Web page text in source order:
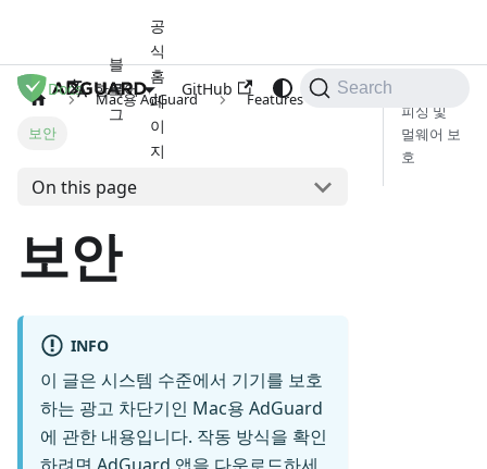
Docs
블
로
그
공
식
홈
페
이
지
한국어 GitHub Search
Mac용 AdGuard
Features
보안
On this page
보안
INFO
이 글은 시스템 수준에서 기기를 보호
하는 광고 차단기인 Mac용 AdGuard
에 관한 내용입니다. 작동 방식을 확인
피싱 및
멀웨어 보
호